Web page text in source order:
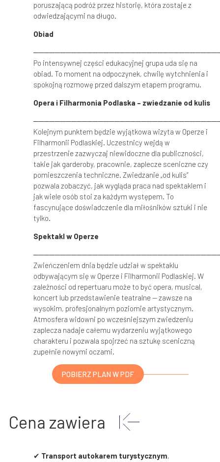
poruszającą podróż przez historię, która zostaje z
odwiedzającymi na długo.
Obiad
Po intensywnej części edukacyjnej grupa uda się na
obiad. To moment na odpoczynek, chwilę wytchnienia i
spokojną rozmowę przed dalszym etapem programu.
Opera i Filharmonia Podlaska – zwiedzanie od kulis
Kolejnym punktem będzie wyjątkowa wizyta w Operze i
Filharmonii Podlaskiej. Uczestnicy wejdą w
przestrzenie zazwyczaj niewidoczne dla publiczności,
takie jak garderoby, pracownie, zaplecze sceniczne czy
pomieszczenia techniczne. Zwiedzanie „od kulis”
pozwala zobaczyć, jak wygląda praca nad spektaklem i
jak wiele osób stoi za każdym występem. To
fascynujące doświadczenie dla miłośników sztuki i nie
tylko.
Spektakl w Operze
Zwieńczeniem dnia będzie udział w spektaklu
odbywającym się w Operze i Filharmonii Podlaskiej. W
zależności od repertuaru może to być opera, musical,
koncert lub przedstawienie teatralne — zawsze na
wysokim, profesjonalnym poziomie artystycznym.
Atmosfera widowni po wcześniejszym zwiedzeniu
zaplecza nadaje całemu wydarzeniu wyjątkowego
charakteru i pozwala spojrzeć na sztukę sceniczną
zupełnie nowymi oczami.
POBIERZ PLAN W PDF
Cena zawiera
✔ Transport autokarem turystycznym,